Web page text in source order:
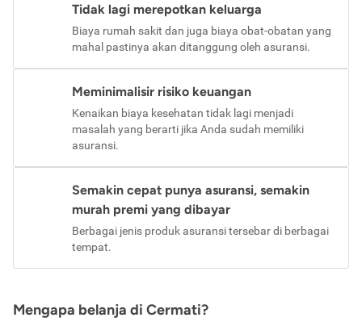
Tidak lagi merepotkan keluarga
Biaya rumah sakit dan juga biaya obat-obatan yang
mahal pastinya akan ditanggung oleh asuransi.
Meminimalisir risiko keuangan
Kenaikan biaya kesehatan tidak lagi menjadi
masalah yang berarti jika Anda sudah memiliki
asuransi.
Semakin cepat punya asuransi, semakin
murah premi yang dibayar
Berbagai jenis produk asuransi tersebar di berbagai
tempat.
Mengapa belanja di Cermati?